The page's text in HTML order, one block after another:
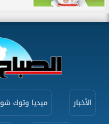
الأخبار ميديا وتوك شو